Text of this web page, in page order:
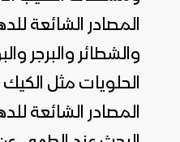
المصادر الشائعة
والشطائر والبرجر
الحلويات مثل
المصادر الشائعة